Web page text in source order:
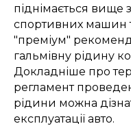
піднімається вище
спортивних машин
"преміум"
гальмівну рідину
Докладніше про
регламент
рідини можна
експлуатації авто.